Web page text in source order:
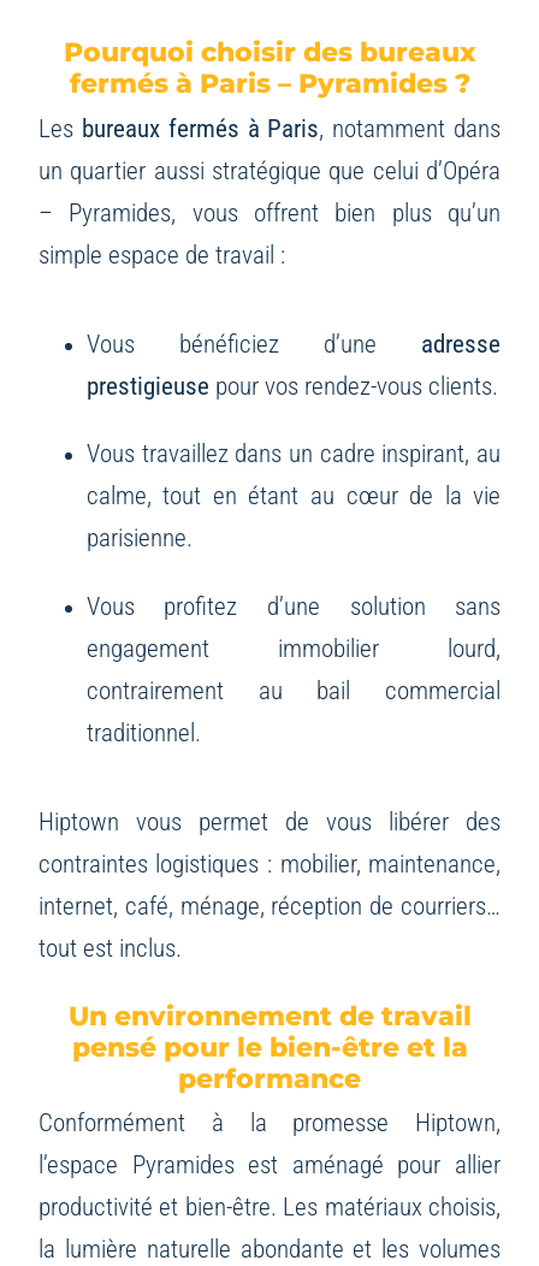
Pourquoi choisir des bureaux
fermés à Paris – Pyramides ?
Les bureaux fermés à Paris, notamment dans
un quartier aussi stratégique que celui d’Opéra
– Pyramides, vous offrent bien plus qu’un
simple espace de travail :
Vous bénéficiez d’une adresse
prestigieuse pour vos rendez-vous clients.
Vous travaillez dans un cadre inspirant, au
calme, tout en étant au cœur de la vie
parisienne.
Vous profitez d’une solution sans
engagement immobilier lourd,
contrairement au bail commercial
traditionnel.
Hiptown vous permet de vous libérer des
contraintes logistiques : mobilier, maintenance,
internet, café, ménage, réception de courriers…
tout est inclus.
Un environnement de travail
pensé pour le bien-être et la
performance
Conformément à la promesse Hiptown,
l’espace Pyramides est aménagé pour allier
productivité et bien-être. Les matériaux choisis,
la lumière naturelle abondante et les volumes